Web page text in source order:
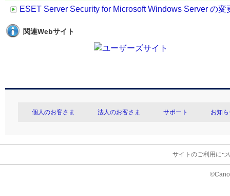
ESET Server Security for Microsoft Windows Server の
関連Webサイト
個人のお客さま 法人のお客さま サポート お知
サイトのご利用につ